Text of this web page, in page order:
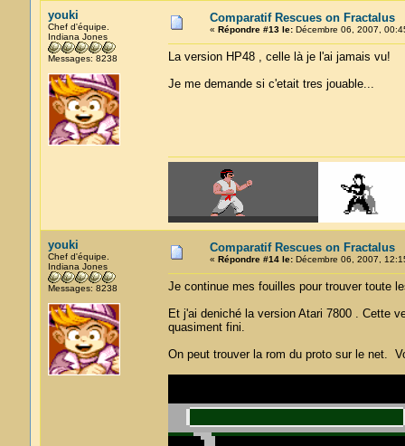
youki
Chef d'équipe.
Indiana Jones
Messages: 8238
Comparatif Rescues on Fractalus
« Répondre #13 le:Décembre 06, 2007,
La version HP48 , celle là je l'ai jamais vu!
Je me demande si c'etait tres jouable...
youki
Chef d'équipe.
Indiana Jones
Messages: 8238
Comparatif Rescues on Fractalus
« Répondre #14 le:Décembre 06, 2007,
Je continue mes fouilles pour trouver toute
Et j'ai deniché la version Atari 7800 . Cette
quasiment fini.
On peut trouver la rom du proto sur le net.